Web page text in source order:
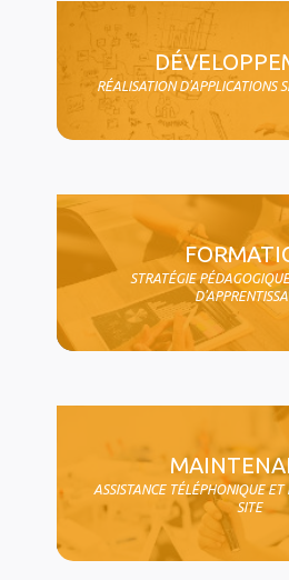
RÉALISATION D'APPLICATIONS
STRATÉGIE
ASSISTANCE TÉLÉPHONIQUE ET
SITE